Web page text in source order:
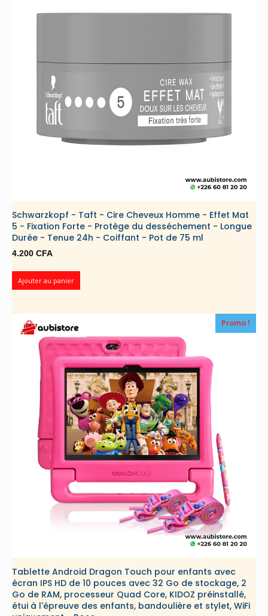
Schwarzkopf - Taft - Cire Cheveux Homme - Effet Mat
5 - Fixation Forte - Protège du desséchement - Longue
Durée - Tenue 24h - Coiffant - Pot de 75 ml
4.200 CFA
Ajouter au panier
Promo !
Tablette Android Dragon Touch pour enfants avec
écran IPS HD de 10 pouces avec 32 Go de stockage, 2
Go de RAM, processeur Quad Core, KIDOZ préinstallé,
étui à l'épreuve des enfants, bandoulière et stylet, WiFi